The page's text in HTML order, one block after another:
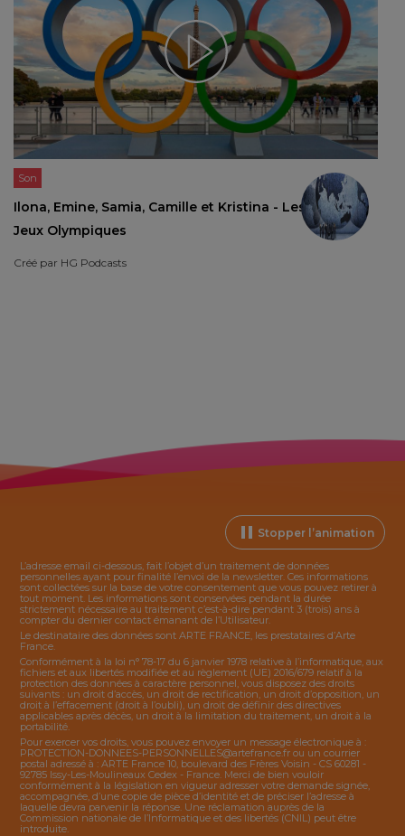
Son
Ilona, Emine, Samia, Camille et Kristina - Les
Jeux Olympiques
Créé par HG Podcasts
Stopper l’animation
L’adresse email ci-dessous, fait l’objet d’un traitement de données
personnelles ayant pour finalité l’envoi de la newsletter. Ces informations
sont collectées sur la base de votre consentement que vous pouvez retirer à
tout moment. Les informations sont conservées pendant la durée
strictement nécessaire au traitement c’est-à-dire pendant 3 (trois) ans à
compter du dernier contact émanant de l’Utilisateur.
Le destinataire des données sont ARTE FRANCE, les prestataires d’Arte
France.
Conformément à la loi n° 78-17 du 6 janvier 1978 relative à l’informatique, aux
fichiers et aux libertés modifiée et au règlement (UE) 2016/679 relatif à la
protection des données à caractère personnel, vous disposez des droits
suivants : un droit d’accès, un droit de rectification, un droit d’opposition, un
droit à l’effacement (droit à l’oubli), un droit de définir des directives
applicables après décès, un droit à la limitation du traitement, un droit à la
portabilité.
Pour exercer vos droits, vous pouvez envoyer un message électronique à :
PROTECTION-DONNEES-PERSONNELLES@artefrance.fr ou un courrier
postal adressé à : ARTE France 10, boulevard des Frères Voisin - CS 60281 -
92785 Issy-Les-Moulineaux Cedex - France. Merci de bien vouloir
conformément à la législation en vigueur adresser votre demande signée,
accompagnée, d’une copie de pièce d’identité et de préciser l’adresse à
laquelle devra parvenir la réponse. Une réclamation auprès de la
Commission nationale de l’Informatique et des libertés (CNIL) peut être
introduite.